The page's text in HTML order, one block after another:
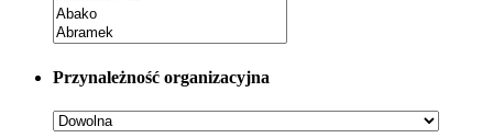
Przynależność organizacyjna